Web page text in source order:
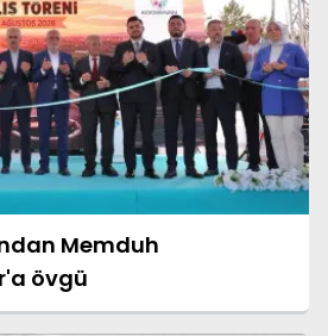
Memduh
övgü